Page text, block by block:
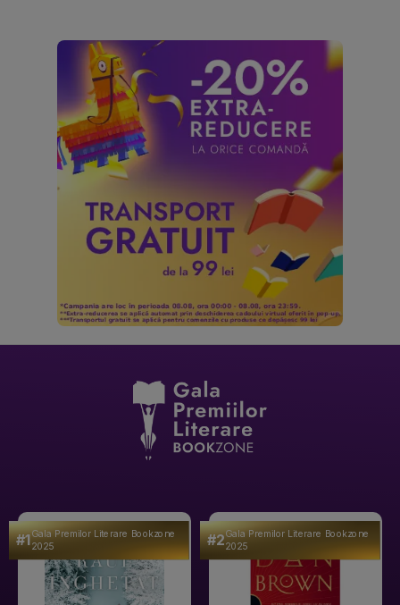
#1Gala Premilor Literare Bookzone
2025
#2Gala Premilor Literare Bookzone
2025